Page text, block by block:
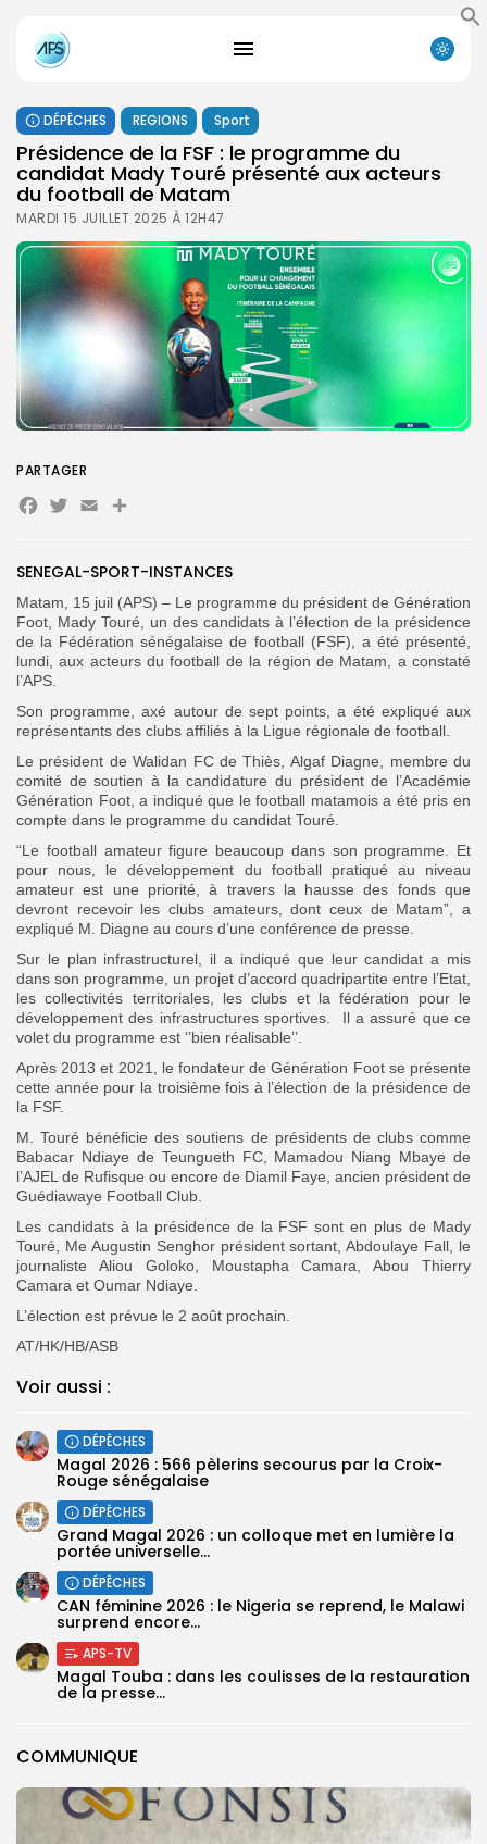
FR
DÉPÊCHES REGIONS Sport
Présidence de la FSF : le programme du
candidat Mady Touré présenté aux acteurs
du football de Matam
MARDI 15 JUILLET 2025 À 12H47
COMMUNIQUE
SENEGAL-SPORT-INSTANCES
Matam, 15 juil (APS) – Le programme du président de Génération
Foot, Mady Touré, un des candidats à l’élection de la présidence
de la Fédération sénégalaise de football (FSF), a été présenté,
lundi, aux acteurs du football de la région de Matam, a constaté
l’APS.
Son programme, axé autour de sept points, a été expliqué aux
représentants des clubs affiliés à la Ligue régionale de football.
Le président de Walidan FC de Thiès, Algaf Diagne, membre du
comité de soutien à la candidature du président de l’Académie
Génération Foot, a indiqué que le football matamois a été pris en
compte dans le programme du candidat Touré.
“Le football amateur figure beaucoup dans son programme. Et
pour nous, le développement du football pratiqué au niveau
amateur est une priorité, à travers la hausse des fonds que
devront recevoir les clubs amateurs, dont ceux de Matam”, a
expliqué M. Diagne au cours d’une conférence de presse.
Sur le plan infrastructurel, il a indiqué que leur candidat a mis
dans son programme, un projet d’accord quadripartite entre l’Etat,
les collectivités territoriales, les clubs et la fédération pour le
développement des infrastructures sportives. Il a assuré que ce
volet du programme est ‘’bien réalisable’’.
Après 2013 et 2021, le fondateur de Génération Foot se présente
cette année pour la troisième fois à l’élection de la présidence de
la FSF.
M. Touré bénéficie des soutiens de présidents de clubs comme
Babacar Ndiaye de Teungueth FC, Mamadou Niang Mbaye de
l’AJEL de Rufisque ou encore de Diamil Faye, ancien président de
Guédiawaye Football Club.
Les candidats à la présidence de la FSF sont en plus de Mady
Touré, Me Augustin Senghor président sortant, Abdoulaye Fall, le
journaliste Aliou Goloko, Moustapha Camara, Abou Thierry
Camara et Oumar Ndiaye.
L’élection est prévue le 2 août prochain.
AT/HK/HB/ASB
Voir aussi :
DÉPÊCHES
Magal 2026 : 566 pèlerins secourus par la Croix-
Rouge sénégalaise
DÉPÊCHES
Grand Magal 2026 : un colloque met en lumière la
portée universelle...
DÉPÊCHES
‎CAN féminine 2026 : le Nigeria se reprend, le Malawi
surprend encore...
APS-TV
Magal Touba : dans les coulisses de la restauration
de la presse...
PARTAGER
Facebook
Twitter
EmailPartager